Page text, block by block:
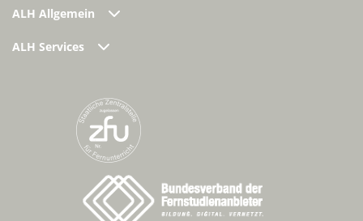
ALH Allgemein
ALH Services